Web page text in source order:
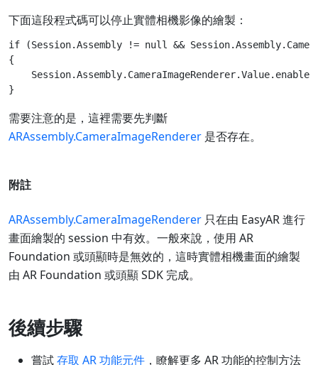
下面這段程式碼可以停止實體相機影像的繪製：
if (Session.Assembly != null &&
{
Session.Assembly.CameraImageRenderer.Value.enabled
需要注意的是，這裡需要先判斷
ARAssembly.CameraImageRenderer 是否存在。
附註
ARAssembly.CameraImageRenderer 只在由 EasyAR 進行
畫面繪製的 session 中有效。一般來說，使用 AR
Foundation 或頭顯時是無效的，這時實體相機畫面的繪製
由 AR Foundation 或頭顯 SDK 完成。
後續步驟
嘗試存取 AR 功能元件 ，瞭解更多 AR 功能的控制方法